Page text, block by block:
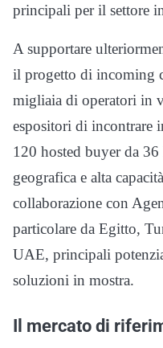
principali per il settore
A supportare
il progetto di incoming
migliaia di operatori in
espositori di incontrare
120 hosted buyer da 36
geografica e alta
collaborazione con
particolare da Egitto,
UAE, principali
soluzioni in mostra.
Il mercato di